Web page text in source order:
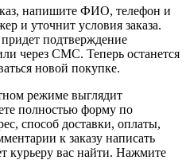
напишите ФИО, телефон и
и уточнит условия заказа.
придет подтверждение
через СМС. Теперь останется
новой покупке.
режиме выглядит
полностью форму по
способ доставки, оплаты,
к заказу написать
курьеру вас найти. Нажмите